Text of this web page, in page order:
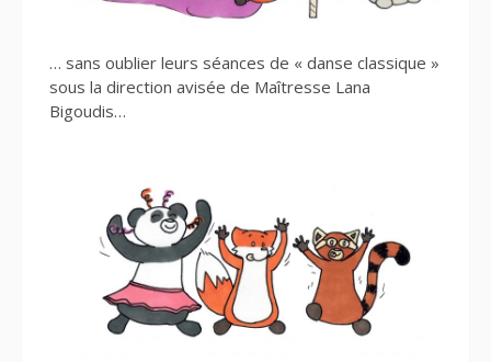
… sans oublier leurs séances de « danse classique »
sous la direction avisée de Maîtresse Lana
Bigoudis…